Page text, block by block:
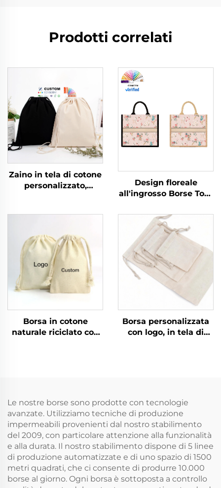
Prodotti correlati
Zaino in tela di cotone
personalizzato,
Design floreale
all'ingrosso Borse Tote
Design vintage
floreale con fibbia
nascosta Stampa
transfer termico come
regalo
Borsa in cotone
naturale riciclato con
cordino, tela bianca
semplice in mussola
per riporre
Borsa personalizzata
con logo, in tela di
cordino
Le nostre borse sono prodotte con tecnologie
avanzate. Utilizziamo tecniche di produzione
impermeabili provenienti dal nostro stabilimento
del 2009, con particolare attenzione alla funzionalità
e alla durata. Il nostro stabilimento dispone di 5 linee
di produzione automatizzate e di uno spazio di 1500
metri quadrati, che ci consente di produrre 10.000
borse al giorno. Ogni borsa è sottoposta a controllo